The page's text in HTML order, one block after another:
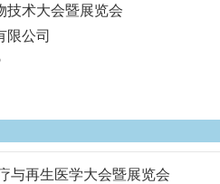
技术大会暨展览会
限公司
与再生医学大会暨展览会